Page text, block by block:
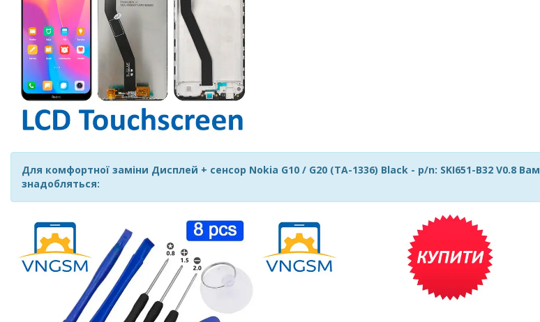
Для комфортної заміни Дисплей + сенсор Nokia G10 / G20 (TA-1336) Black - p/n: SKI651-B32 V0.8 Вам
знадобляться: